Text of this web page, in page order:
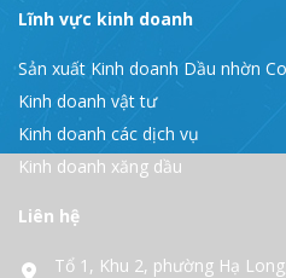
Lĩnh vực kinh doanh
Sản xuất Kinh doanh Dầu nhờn
Kinh doanh vật tư
Kinh doanh các dịch vụ
Kinh doanh xăng dầu
Liên hệ
Tổ 1, Khu 2, phường Hạ